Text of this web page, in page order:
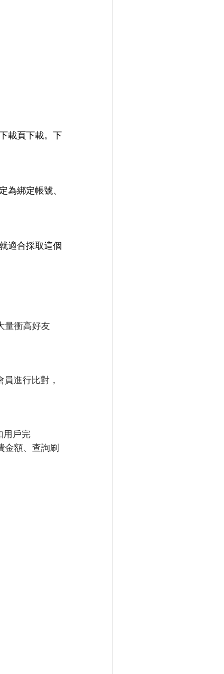
載頁下載。下
為綁定帳號、
適合採取這個
量衝高好友
進行比對，
用戶完
金額、查詢刷